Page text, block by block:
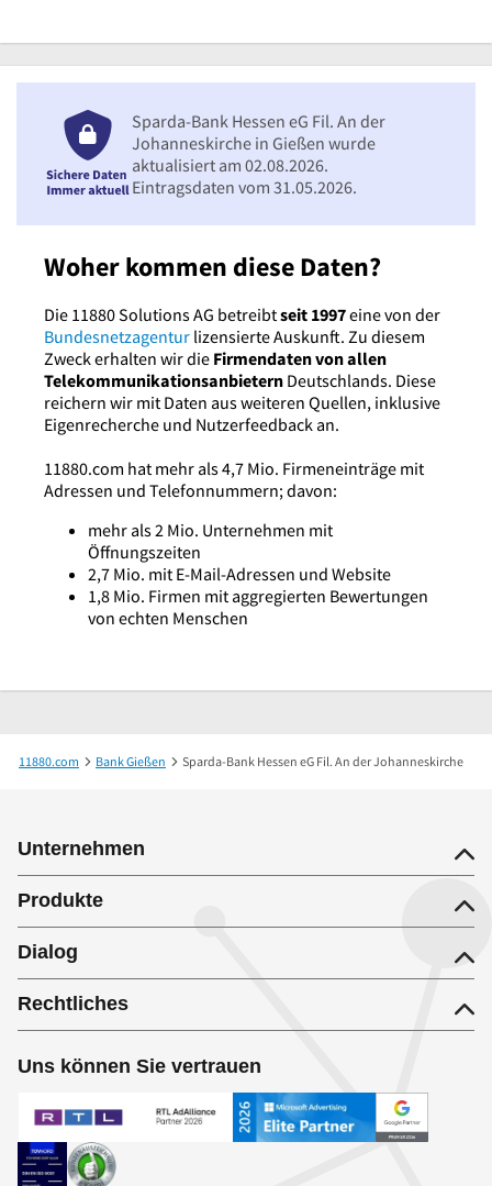
Woher kommen diese Daten?
Die 11880 Solutions AG betreibtseit 1997eine von der
Bundesnetzagentur lizensierte Auskunft. Zu diesem
Zweck erhalten wir die Firmendaten von allen
Telekommunikationsanbietern Deutschlands. Diese
reichern wir mit Daten aus weiteren Quellen, inklusive
Eigenrecherche und Nutzerfeedback an.
11880.com hat mehr als 4,7 Mio. Firmeneinträge mit
Adressen und Telefonnummern; davon:
mehr als 2 Mio. Unternehmen mit
Öffnungszeiten
2,7 Mio. mit E-Mail-Adressen und Website
1,8 Mio. Firmen mit aggregierten Bewertungen
von echten Menschen
Sparda-Bank Hessen eG Fil. An der
Johanneskirche in Gießen wurde
aktualisiert am 02.08.2026.
Eintragsdaten vom 31.05.2026.
11880.com Bank Gießen Sparda-Bank Hessen eG Fil. An der Johanneskirche
Unternehmen
Produkte
Dialog
Rechtliches
Uns können Sie vertrauen